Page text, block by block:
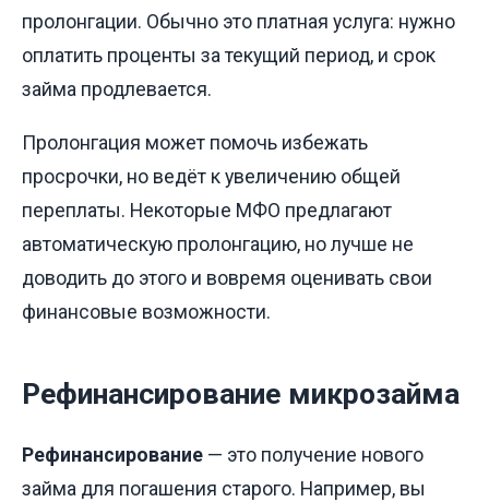
пролонгации. Обычно это платная услуга: нужно
оплатить проценты за текущий период, и срок
займа продлевается.
Пролонгация может помочь избежать
просрочки, но ведёт к увеличению общей
переплаты. Некоторые МФО предлагают
автоматическую пролонгацию, но лучше не
доводить до этого и вовремя оценивать свои
финансовые возможности.
Рефинансирование микрозайма
Рефинансирование — это получение нового
займа для погашения старого. Например, вы